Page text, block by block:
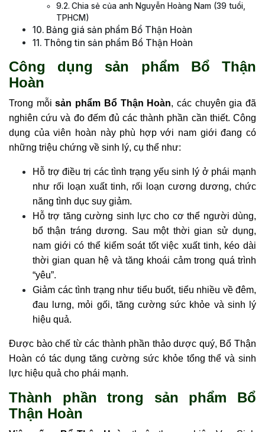
Chia sẻ của anh Nguyễn Hoàng Nam (39 tuổi,
TPHCM)
Bảng giá sản phẩm Bổ Thận Hoàn
Thông tin sản phẩm Bổ Thận Hoàn
Công dụng sản phẩm Bổ Thận
Hoàn
Trong mỗisản phẩm Bổ Thận Hoàn, các chuyên gia đã
nghiên cứu và đo đếm đủ các thành phần cần thiết. Công
dụng của viên hoàn này phù hợp với nam giới đang có
những triệu chứng về sinh lý, cụ thể như:
Hỗ trợ điều trị các tình trạng yếu sinh lý ở phái mạnh
như rối loạn xuất tinh, rối loạn cương dương, chức
năng tình dục suy giảm.
Hỗ trợ tăng cường sinh lực cho cơ thể người dùng,
bổ thận tráng dương. Sau một thời gian sử dụng,
nam giới có thể kiểm soát tốt việc xuất tinh, kéo dài
thời gian quan hệ và tăng khoái cảm trong quá trình
“yêu”.
Giảm các tình trạng như tiểu buốt, tiểu nhiều về đêm,
đau lưng, mỏi gối, tăng cường sức khỏe và sinh lý
hiệu quả.
Được bào chế từ các thành phần thảo dược quý, Bổ Thận
Hoàn có tác dụng tăng cường sức khỏe tổng thể và sinh
lực hiệu quả cho phái mạnh.
Thành phần trong sản phẩm Bổ
Thận Hoàn